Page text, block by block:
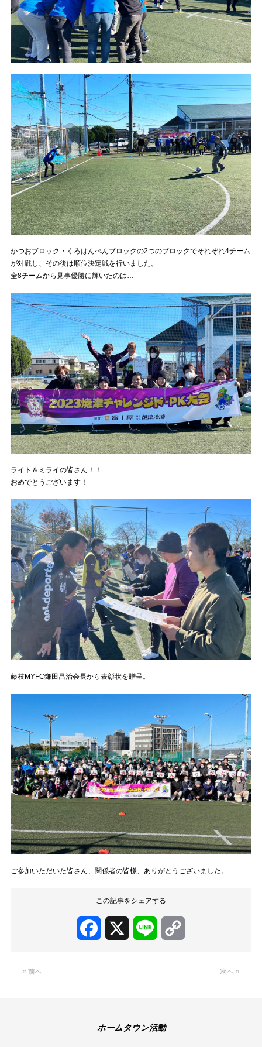
かつおブロック・くろはんぺんブロックの2つのブロックでそれぞれ4チーム
が対戦し、その後は順位決定戦を行いました。
全8チームから見事優勝に輝いたのは…
ライト＆ミライの皆さん！！
おめでとうございます！
藤枝MYFC鎌田昌治会長から表彰状を贈呈。
ご参加いただいた皆さん、関係者の皆様、ありがとうございました。
この記事をシェアする
Facebook Line
« 前へ 次へ »
ホームタウン活動